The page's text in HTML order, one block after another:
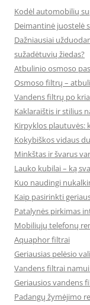
Kodėl automobilių
Deimantinė juostelė
Dažniausiai
sužadėtuvių žiedas?
Atbulinio osmoso
Osmoso filtrų –
Vandens filtrų po
Kaklaraištis ir stilius
Kirpyklos plautuvės:
Kokybiškos vidaus
Minkštas ir švarus
Lauko kubilai – ką
Kuo naudingi
Kaip pasirinkti
Patalynės pirkimas
Mobiliųjų telefonų
Aquaphor filtrai
Geriausias pelėsio
Vandens filtrai
Geriausios vandens
Padangų žymėjimo